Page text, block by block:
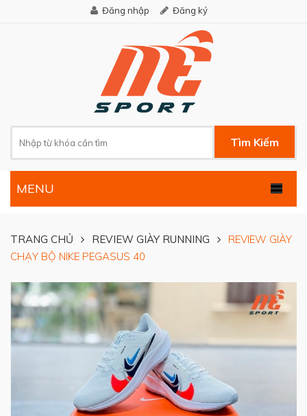
Đăng nhập Đăng ký
Tìm Kiếm
.
MENU
TRANG CHỦ REVIEW GIÀY RUNNING
REVIEW GIÀY
CHẠY BỘ NIKE PEGASUS 40